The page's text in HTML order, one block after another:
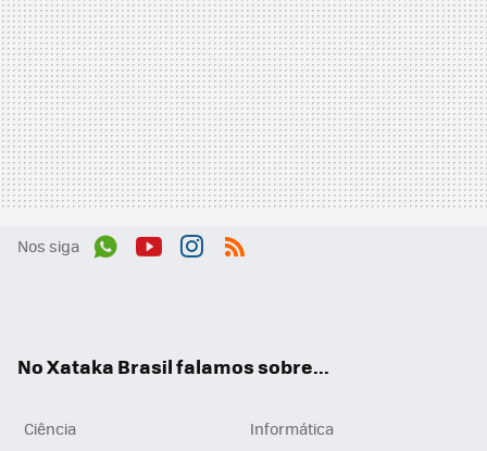
Nos siga
No Xataka Brasil falamos sobre...
Ciência
Informática